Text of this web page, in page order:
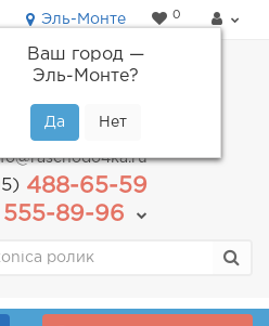
Эль-Монте
Ваш город —
Эль-Монте?
0
пт: с 9.00 до 18.00
488-65-59
89-96